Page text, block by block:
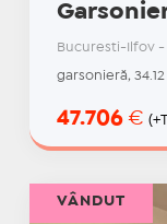
Bucuresti-Ilfov -
garsonieră,
47.706 €
VÂNDUT